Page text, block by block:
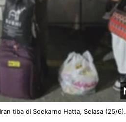
tiba di Soekarno Hatta, Selasa (25/6).
2026, Kakkoii
Hadirkan Pesta All
Eat Mulai Rp